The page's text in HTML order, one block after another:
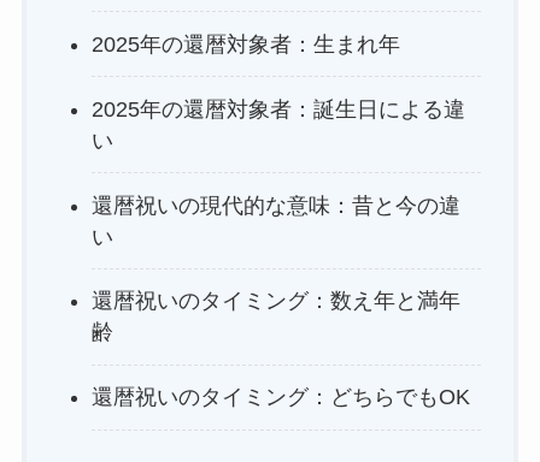
2025年の還暦対象者：生まれ年
2025年の還暦対象者：誕生日による違
い
還暦祝いの現代的な意味：昔と今の違
い
還暦祝いのタイミング：数え年と満年
齢
還暦祝いのタイミング：どちらでもOK